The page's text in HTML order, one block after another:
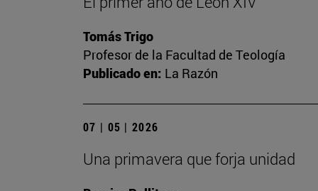
Tomás Trigo
Profesor de la Facultad de Teología
Publicado en: La Razón
07 | 05 | 2026
Una primavera que forja unidad